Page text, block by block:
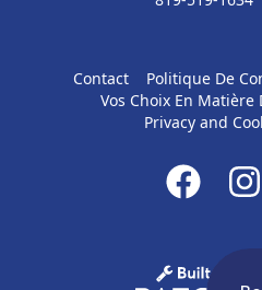
Contact Politique De
Vos Choix En
Privacy and